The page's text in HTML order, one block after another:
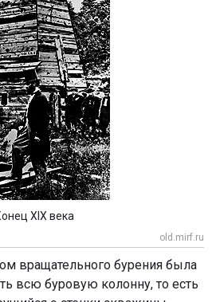
XIX века
old.mirf.ru
вращательного бурения была
всю буровую колонну, то есть